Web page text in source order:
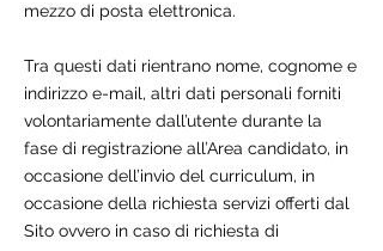
mezzo di posta elettronica.
Tra questi dati rientrano nome, cognome e
indirizzo e-mail, altri dati personali forniti
volontariamente dall’utente durante la
fase di registrazione all’Area candidato, in
occasione dell’invio del curriculum, in
occasione della richiesta servizi offerti dal
Sito ovvero in caso di richiesta di